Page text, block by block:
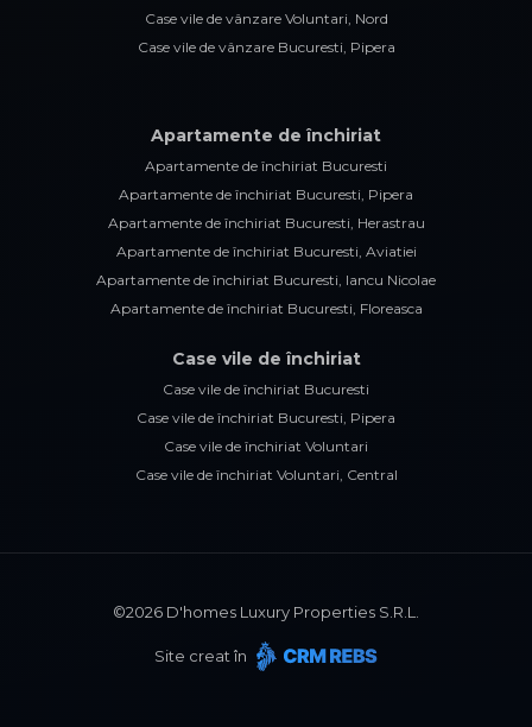
Case vile de vânzare Voluntari, Nord
Case vile de vânzare Bucuresti, Pipera
Apartamente de închiriat
Apartamente de închiriat Bucuresti
Apartamente de închiriat Bucuresti, Pipera
Apartamente de închiriat Bucuresti, Herastrau
Apartamente de închiriat Bucuresti, Aviatiei
Apartamente de închiriat Bucuresti, Iancu Nicolae
Apartamente de închiriat Bucuresti, Floreasca
Case vile de închiriat
Case vile de închiriat Bucuresti
Case vile de închiriat Bucuresti, Pipera
Case vile de închiriat Voluntari
Case vile de închiriat Voluntari, Central
©2026 D'homes Luxury Properties S.R.L.
Site creat în